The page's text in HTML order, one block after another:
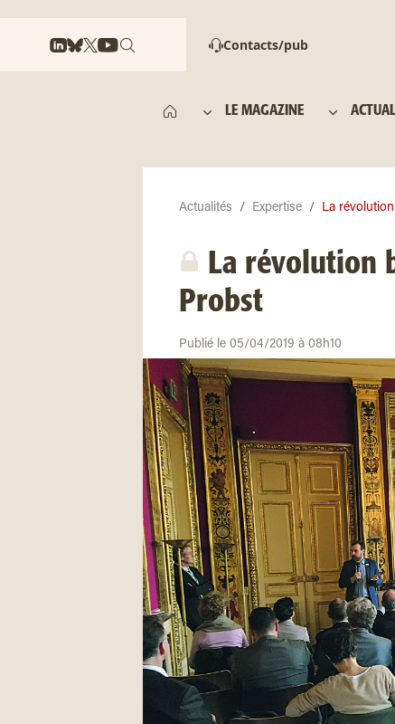
Contacts/pub
LE MAGAZINE
Actualités Expertise La
La révolution
Probst
Publié le 05/04/2019 à 08h10